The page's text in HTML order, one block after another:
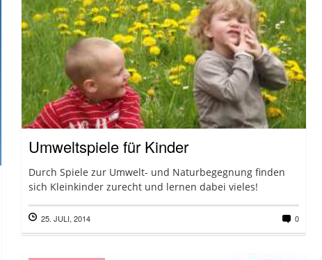
Umweltspiele für Kinder
Durch Spiele zur Umwelt- und Naturbegegnung finden
sich Kleinkinder zurecht und lernen dabei vieles!
25. JULI, 2014 0